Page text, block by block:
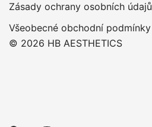
Zásady ochrany osobních údajů
Všeobecné obchodní podmínky
© 2026 HB AESTHETICS